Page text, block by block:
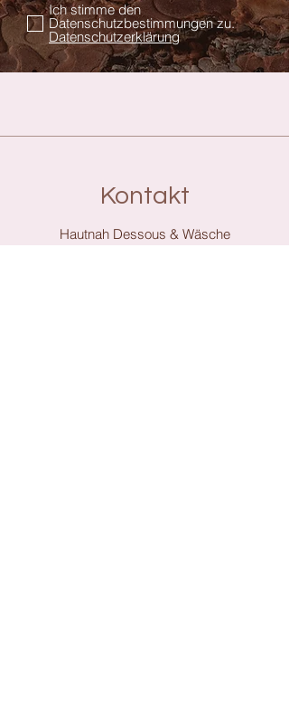
Ich stimme den
Datenschutzbestimmungen zu.
Datenschutzerklärung
Kontakt
Hautnah Dessous & Wäsche